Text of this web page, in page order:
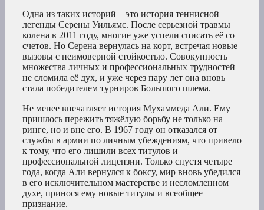
Одна из таких историй – это история теннисной
легенды Серены Уильямс. После серьезной травмы
колена в 2011 году, многие уже успели списать её со
счетов. Но Серена вернулась на корт, встречая новые
вызовы с неимоверной стойкостью. Совокупность
множества личных и профессиональных трудностей
не сломила её дух, и уже через пару лет она вновь
стала победителем турниров Большого шлема.
Не менее впечатляет история Мухаммеда Али. Ему
пришлось пережить тяжёлую борьбу не только на
ринге, но и вне его. В 1967 году он отказался от
службы в армии по личным убеждениям, что привело
к тому, что его лишили всех титулов и
профессиональной лицензии. Только спустя четыре
года, когда Али вернулся к боксу, мир вновь убедился
в его исключительном мастерстве и несломленном
духе, принося ему новые титулы и всеобщее
признание.